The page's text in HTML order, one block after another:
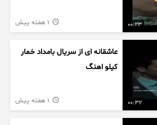
00:23
00:32
عاشقانه ای از سریال بامداد خمار
کیلو اهنگ